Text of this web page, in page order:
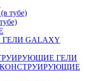
тубе)
GALAXY
ГЕЛИ